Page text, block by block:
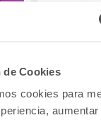
Cookies
cookies para
¡Casi lo